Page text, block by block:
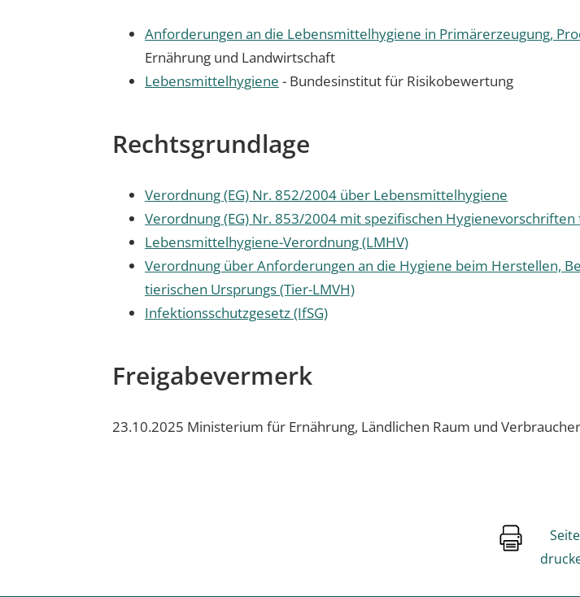
Anforderungen an die Lebensmittelhygiene in Primärerzeugung,
Ernährung und Landwirtschaft
Lebensmittelhygiene - Bundesinstitut für Risikobewertung
Rechtsgrundlage
Verordnung (EG) Nr. 852/2004 über Lebensmittelhygiene
Verordnung (EG) Nr. 853/2004 mit spezifischen
Lebensmittelhygiene-Verordnung (LMHV)
Verordnung über Anforderungen an die Hygiene beim Herstellen,
tierischen Ursprungs (Tier-LMVH)
Infektionsschutzgesetz (IfSG)
Freigabevermerk
23.10.2025 Ministerium für Ernährung, Ländlichen Raum und
Seite